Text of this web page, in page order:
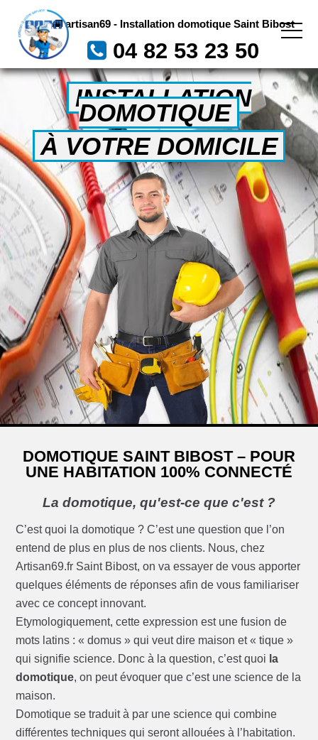
artisan69 - Installation domotique Saint Bibost
04 82 53 23 50
INSTALLATION
DOMOTIQUE
À VOTRE DOMICILE
DOMOTIQUE SAINT BIBOST – POUR
UNE HABITATION 100% CONNECTÉ
La domotique, qu'est-ce que c'est ?
C’est quoi la domotique ? C’est une question que l’on
entend de plus en plus de nos clients. Nous, chez
Artisan69.fr Saint Bibost, on va essayer de vous apporter
quelques éléments de réponses afin de vous familiariser
avec ce concept innovant.
Etymologiquement, cette expression est une fusion de
mots latins : « domus » qui veut dire maison et « tique »
qui signifie science. Donc à la question, c’est quoi la
domotique, on peut évoquer que c’est une science de la
maison.
Domotique se traduit à par une science qui combine
différentes techniques qui seront allouées à l’habitation.